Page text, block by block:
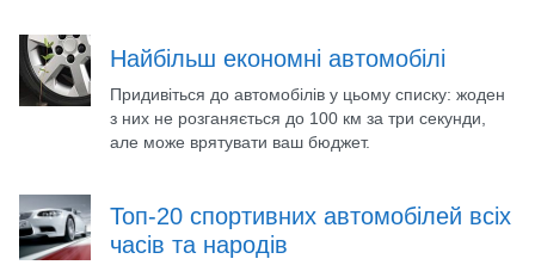
Найбільш економні автомобілі
Придивіться до автомобілів у цьому списку: жоден
з них не розганяється до 100 км за три секунди,
але може врятувати ваш бюджет.
Топ-20 спортивних автомобілей всіх
часів та народів